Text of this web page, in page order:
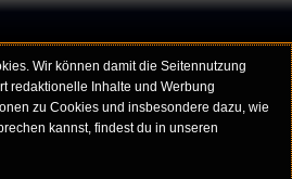
Wir können damit die Seitennutzung
redaktionelle Inhalte und Werbung
zu Cookies und insbesondere dazu, wie
kannst, findest du in unseren